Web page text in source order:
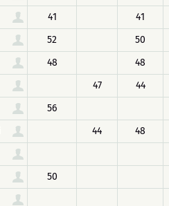
41 41
52 50
48 48
47 44
56
44 48
50